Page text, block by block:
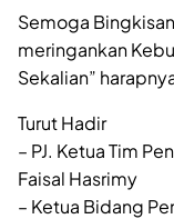
Semoga
meringankan
Sekalian”
Turut Hadir
– PJ. Ketua Tim
Faisal Hasrimy
– Ketua Bidang